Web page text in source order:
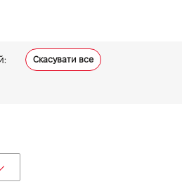
Скасувати все
канал та слідкуй за
та новинками